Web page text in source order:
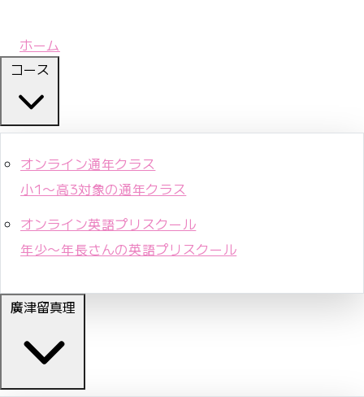
ホーム
コース
オンライン通年クラス
小1〜高3対象の通年クラス
オンライン英語プリスクール
年少〜年長さんの英語プリスクール
廣津留真理